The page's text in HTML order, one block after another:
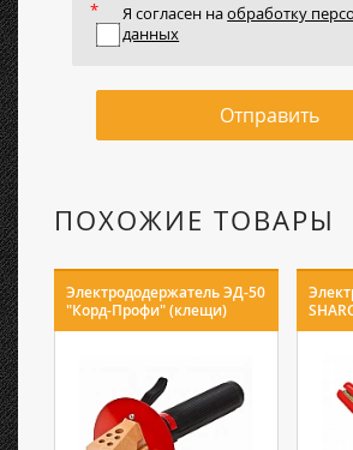
Я согласен наобработку
данных
Отправить
ПОХОЖИЕ ТОВАРЫ
Электрододержатель ЭД-50
"Корд-Профи" (клещи)